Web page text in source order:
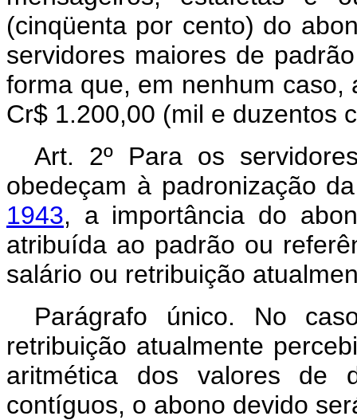
(cinqüenta por cento) do
servidores maiores de
forma que, em nenhum
Cr$ 1.200,00 (mil e duzentos
Art. 2º Para os
obedeçam à padronização
1943, a importância do
atribuída ao padrão ou
salário ou retribuição
Parágrafo único. No
retribuição atualmente
aritmética dos valores de
contíguos, o abono devido